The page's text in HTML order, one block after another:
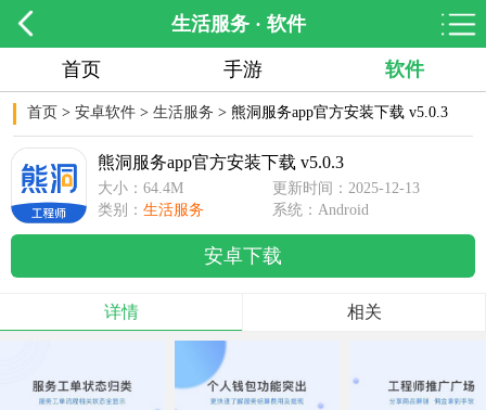
生活服务 · 软件
首页 手游 软件
首页 > 安卓软件 > 生活服务 > 熊洞服务app官方安装下载 v5.0.3
熊洞服务app官方安装下载 v5.0.3
大小：64.4M
更新时间：2025-12-13
11:53:37
类别： 生活服务 系统：Android
安卓下载
详情 相关